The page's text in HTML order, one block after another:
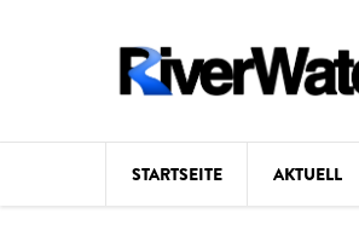
STARTSEITE AKTUELL